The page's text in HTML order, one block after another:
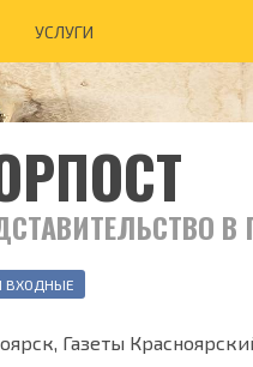
УСЛУГИ
В
ВХОДНЫЕ
Газеты